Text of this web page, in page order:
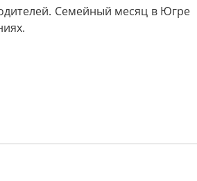
Семейный месяц в Югре